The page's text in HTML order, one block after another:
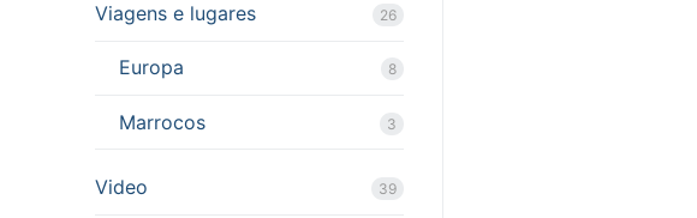
Viagens e lugares 26
Europa 8
Marrocos 3
Video 39